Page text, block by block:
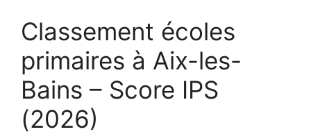
Classement écoles
primaires à Aix-les-
Bains – Score IPS
(2026)